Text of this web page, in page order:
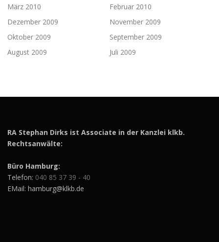
März 2010
Februar 2010
Dezember 2009
November 2009
Oktober 2009
September 2009
August 2009
Juli 2009
RA Stephan Dirks ist Associate in der Kanzlei klkb.
Rechtsanwälte:
Büro Hamburg:
Telefon: 040 85 37 39 - 40
EMail: hamburg@klkb.de